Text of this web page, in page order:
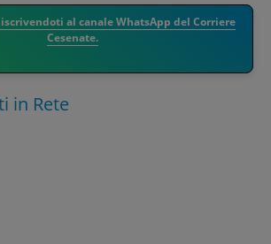
al canale WhatsApp del Corriere
Cesenate.